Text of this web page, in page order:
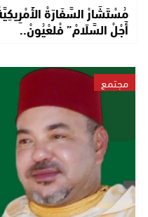
مُسْتَشَارْ السَّفَارَةْ
أَجْلْ السَّلَامْ” فْلعْيُونْ..
مجتمع